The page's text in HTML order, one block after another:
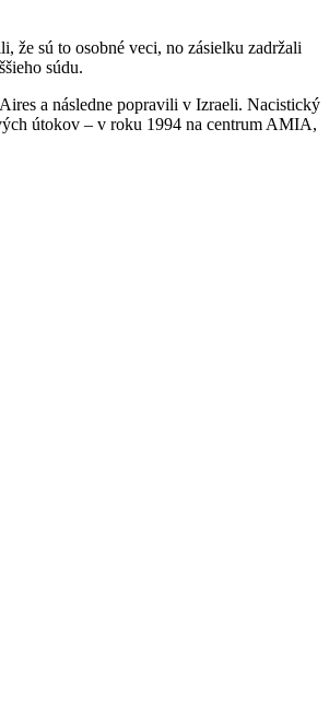
že sú to osobné veci, no zásielku zadržali
súdu.
a následne popravili v Izraeli. Nacistický
útokov – v roku 1994 na centrum AMIA,